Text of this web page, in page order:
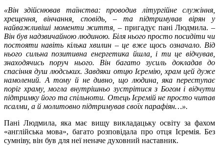
«Він здійснював таїнства: проводив літургійне служіння,
хрещення, вінчання, сповідь, – та підтримував вірян у
найважливіші моменти життя, – пригадує пані Людмила. –
Він був надзвичайною людиною. Біля нього просто посидіти чи
постояти навіть кілька хвилин – це вже щось означало. Від
нього сильна позитивна енергетика йшла, і ти це відчував,
знаходячись поруч нього. Він багато зусиль докладав до
спасіння душ людських. Завдяки отцю Ієремію, храм цей дуже
намолений. А тому й не дивно, що людина, яка переступає
поріг храму, могла внутрішньо зустрітися з Богом і відчути
підтримку його та спільноти. Отець Ієремій не просто читав
псалми, а й молитовно підтримував своїх парафіян…».
Пані Людмила, яка має вищу викладацьку освіту за фахом
«англійська мова», багато розповідала про отця Ієремія. Без
сумніву, він був для неї неначе духовний наставник.